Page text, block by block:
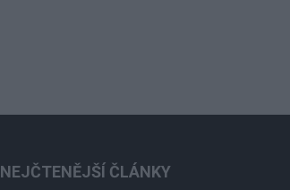
NEJČTENĚJŠÍ ČLÁNKY